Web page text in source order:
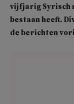
vijfjarig Syrisch
bestaan heeft.
de berichten